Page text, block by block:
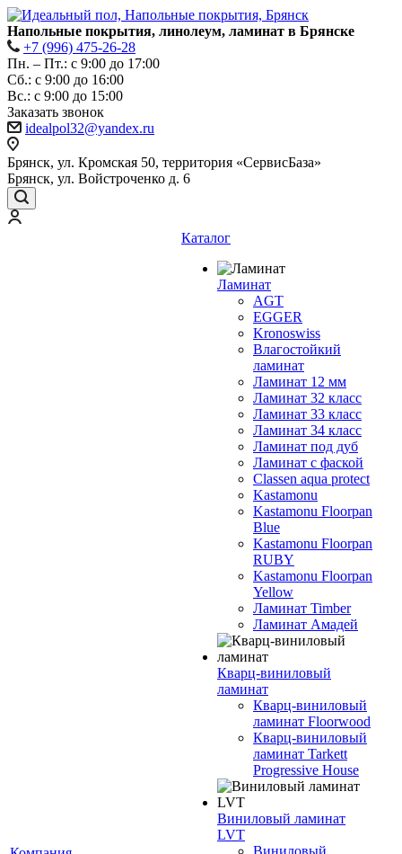
Напольные покрытия, линолеум, ламинат в Брянске
+7 (996) 475-26-28
Пн. – Пт.: с 9:00 до 17:00
Сб.: с 9:00 до 16:00
Bc.: с 9:00 до 15:00
Заказать звонок
idealpol32@yandex.ru
Брянск, ул. Кромская 50, территория «СервисБаза»
Брянск, ул. Войстроченко д. 6
Каталог
Ламинат
AGT
EGGER
Kronoswiss
Влагостойкий
ламинат
Ламинат 12 мм
Ламинат 32 класс
Ламинат 33 класс
Ламинат 34 класс
Ламинат под дуб
Ламинат с фаской
Classen aqua protect
Kastamonu
Kastamonu Floorpan
Blue
Kastamonu Floorpan
RUBY
Kastamonu Floorpan
Yellow
Ламинат Timber
Ламинат Амадей
Кварц-виниловый
ламинат
Кварц-виниловый
ламинат Floorwood
Кварц-виниловый
ламинат Tarkett
Progressive House
Виниловый ламинат
LVT
Виниловый